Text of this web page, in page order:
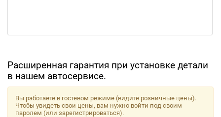
Расширенная гарантия при установке детали
в нашем автосервисе.
Вы работаете в гостевом режиме (видите розничные цены).
Чтобы увидеть свои цены, вам нужно войти под своим
паролем (или зарегистрироваться).